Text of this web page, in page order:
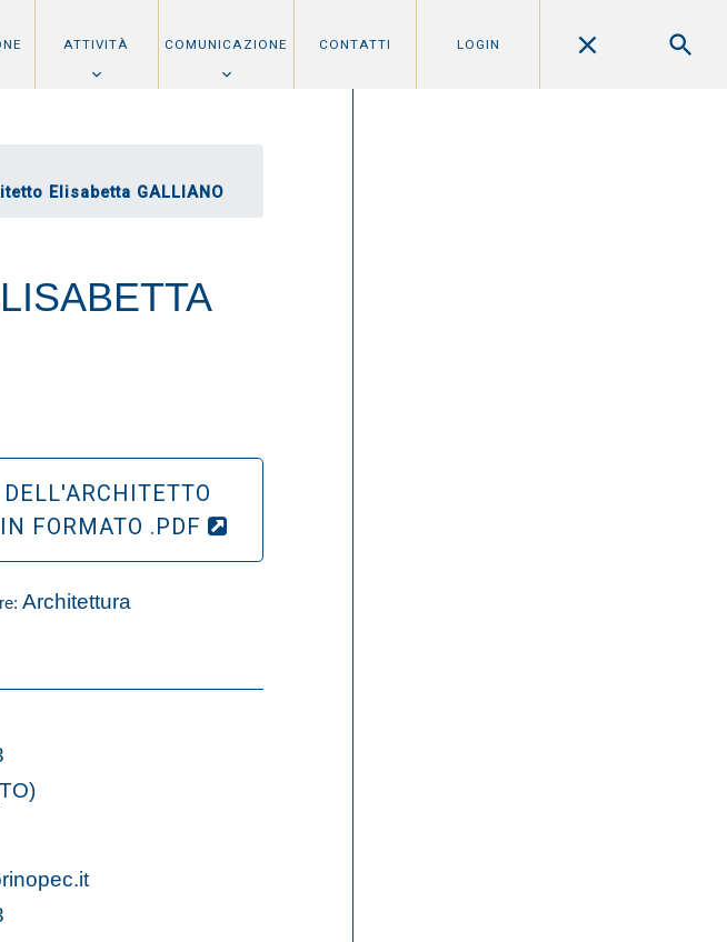
ATTIVITÀ COMUNICAZIONE CONTATTI LOGIN
Elisabetta GALLIANO
FORMATO .PDF
Architettura